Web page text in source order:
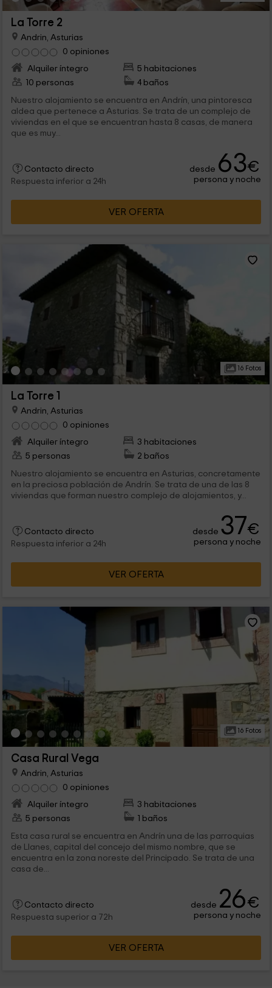
La Torre 2
Andrin, Asturias
0 opiniones
Alquiler íntegro
5 habitaciones
10 personas
4 baños
Nuestro alojamiento se encuentra en Andrín, una pintoresca
aldea que pertenece a Asturias. Se trata de un complejo de
viviendas en el que se encuentran hasta 8 casas, de manera
que es muy...
Contacto directo
Respuesta inferior a 24h
desde 63€
persona y noche
VER OFERTA
16 Fotos
La Torre 1
Andrin, Asturias
0 opiniones
Alquiler íntegro
3 habitaciones
5 personas
2 baños
Nuestro alojamiento se encuentra en Asturias, concretamente
en la preciosa población de Andrín. Se trata de una de las 8
viviendas que forman nuestro complejo de alojamientos, y...
Contacto directo
Respuesta inferior a 24h
desde 37€
persona y noche
VER OFERTA
16 Fotos
Casa Rural Vega
Andrin, Asturias
0 opiniones
Alquiler íntegro
3 habitaciones
5 personas
1 baños
Esta casa rural se encuentra en Andrín una de las parroquias
de Llanes, capital del concejo del mismo nombre, que se
encuentra en la zona noreste del Principado. Se trata de una
casa de...
Contacto directo
Respuesta superior a 72h
desde 26€
persona y noche
VER OFERTA